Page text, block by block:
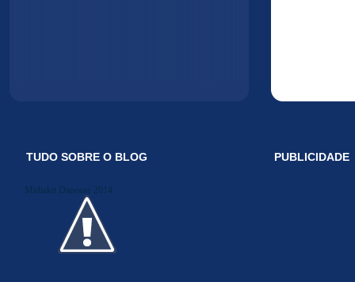
TUDO SOBRE O BLOG
Midiakit Danosse 2014
PUBLICIDADE